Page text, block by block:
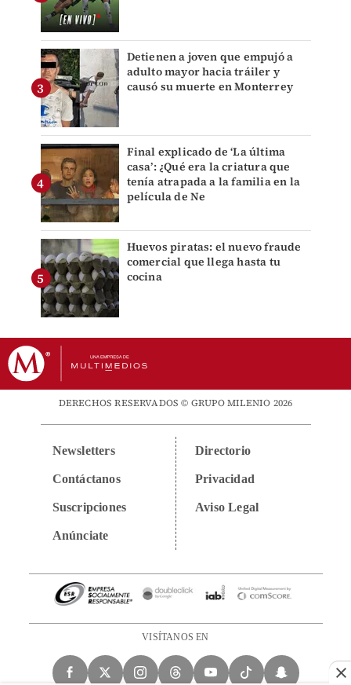
Detienen a joven que empujó a
adulto mayor hacia tráiler y
causó su muerte en Monterrey
Final explicado de ‘La última
casa’: ¿Qué era la criatura que
tenía atrapada a la familia en la
película de Ne
Huevos piratas: el nuevo fraude
comercial que llega hasta tu
cocina
DERECHOS RESERVADOS © GRUPO MILENIO 2026
Newsletters
Contáctanos
Suscripciones
Anúnciate
Directorio
Privacidad
Aviso Legal
VISÍTANOS EN